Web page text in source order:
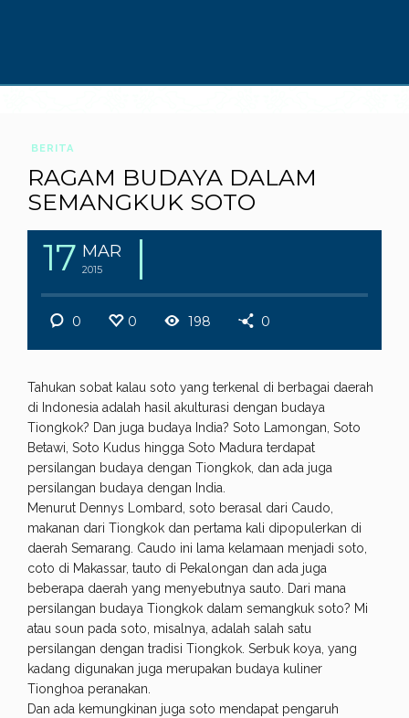
BERITA
RAGAM BUDAYA DALAM
SEMANGKUK SOTO
17 MAR
2015
0 0 198 0
Tahukan sobat kalau soto yang terkenal di berbagai daerah
di Indonesia adalah hasil akulturasi dengan budaya
Tiongkok? Dan juga budaya India? Soto Lamongan, Soto
Betawi, Soto Kudus hingga Soto Madura terdapat
persilangan budaya dengan Tiongkok, dan ada juga
persilangan budaya dengan India.
Menurut Dennys Lombard, soto berasal dari Caudo,
makanan dari Tiongkok dan pertama kali dipopulerkan di
daerah Semarang. Caudo ini lama kelamaan menjadi soto,
coto di Makassar, tauto di Pekalongan dan ada juga
beberapa daerah yang menyebutnya sauto. Dari mana
persilangan budaya Tiongkok dalam semangkuk soto? Mi
atau soun pada soto, misalnya, adalah salah satu
persilangan dengan tradisi Tiongkok. Serbuk koya, yang
kadang digunakan juga merupakan budaya kuliner
Tionghoa peranakan.
Dan ada kemungkinan juga soto mendapat pengaruh